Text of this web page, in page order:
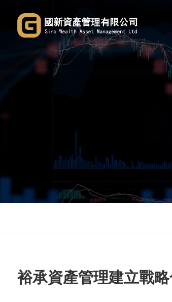
裕承資產管理建立戰